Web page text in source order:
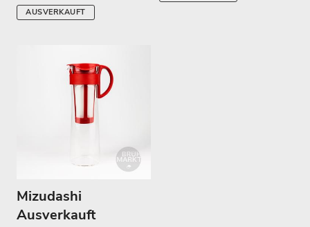
AUSVERKAUFT
Mizudashi
Ausverkauft